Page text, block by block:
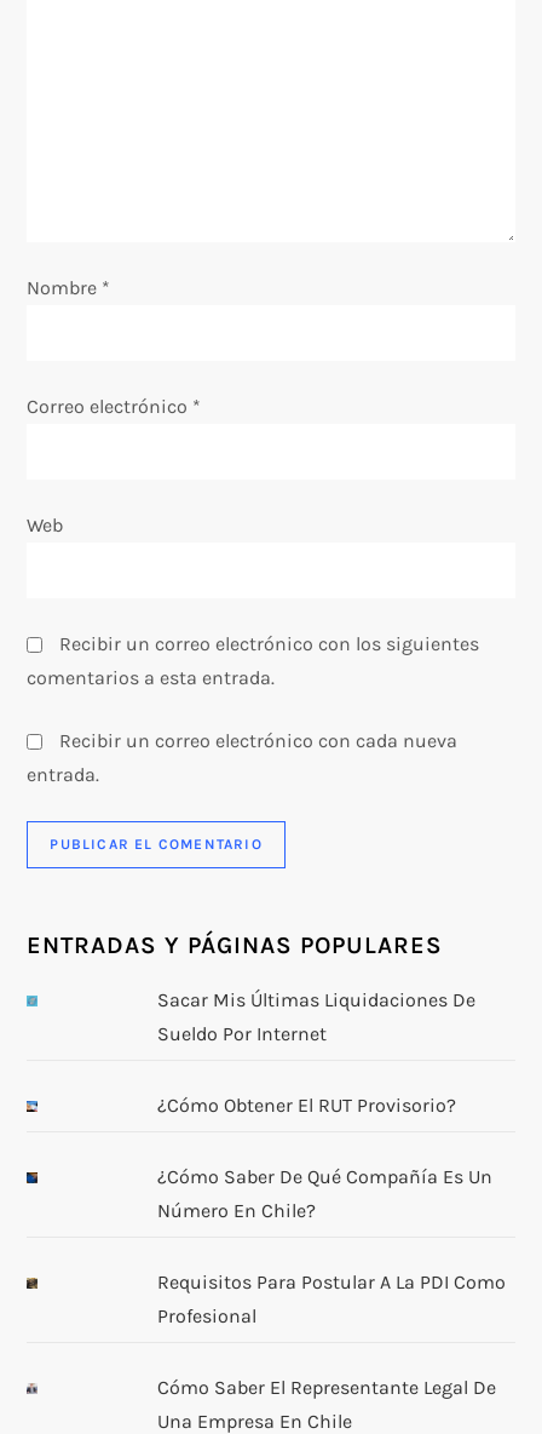
n
r
Nombre *
Correo electrónico *
Web
Recibir un correo electrónico con los siguientes
comentarios a esta entrada.
Recibir un correo electrónico con cada nueva
entrada.
ENTRADAS Y PÁGINAS POPULARES
Sacar Mis Últimas Liquidaciones De
Sueldo Por Internet
¿Cómo Obtener El RUT Provisorio?
¿Cómo Saber De Qué Compañía Es Un
Número En Chile?
Requisitos Para Postular A La PDI Como
Profesional
Cómo Saber El Representante Legal De
Una Empresa En Chile